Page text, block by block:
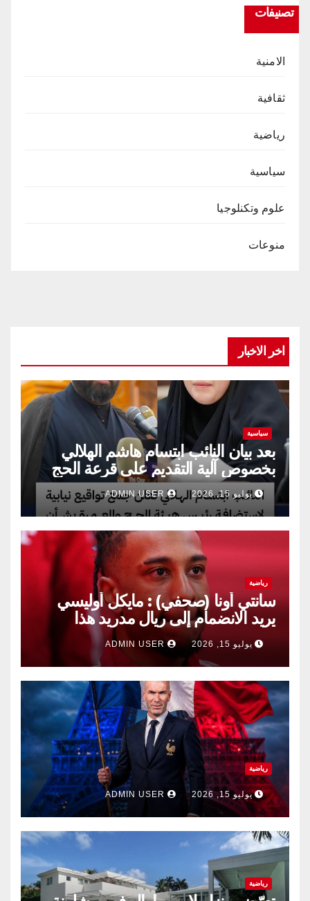
تصنيفات
الامنية
ثقافية
رياضية
سياسية
علوم وتكنلوجيا
منوعات
اخر الاخبار
سياسية
بعد بيان النائب ابتسام هاشم الهلالي
بخصوص آلية التقديم على قرعة الحج
يوليو 15, 2026
رياضية
سانتي أونا (صحفي) : مايكل أوليسي
يريد الانضمام إلى ريال مدريد هذا
الصيف.
يوليو 15, 2026 ADMIN USER
رياضية
يوليو 15, 2026
رياضية